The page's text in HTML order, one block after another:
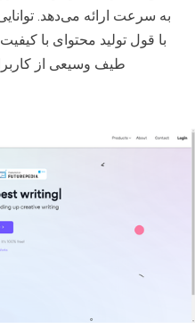
به سرعت ارائه می‌دهد.
با قول تولید محتوای با کیفیت
طیف وسیعی از